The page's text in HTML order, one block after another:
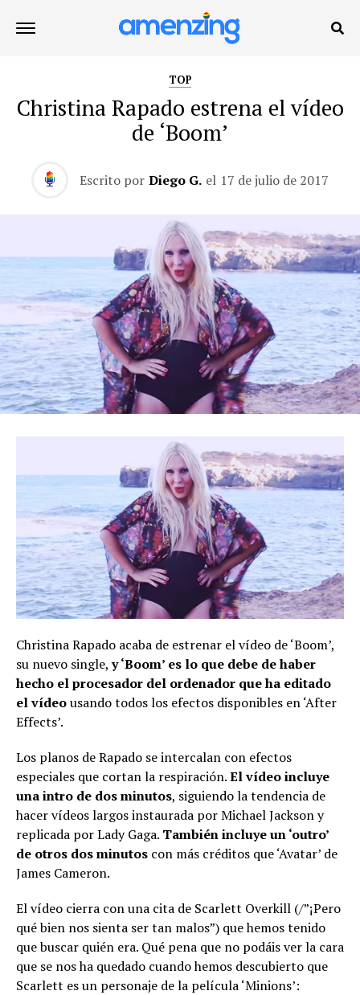
TOP
Christina Rapado estrena el vídeo
de ‘Boom’
Escrito por Diego G. el 17 de julio de 2017
Christina Rapado acaba de estrenar el vídeo de ‘Boom’,
su nuevo single,y ‘Boom’ es lo que debe de haber
hecho el procesador del ordenador que ha editado
el vídeousando todos los efectos disponibles en ‘After
Effects’.
Los planos de Rapado se intercalan con efectos
especiales que cortan la respiración.El vídeo incluye
una intro de dos minutos, siguiendo la tendencia de
hacer vídeos largos instaurada por Michael Jackson y
replicada por Lady Gaga. También incluye un ‘outro’
de otros dos minutos con más créditos que ‘Avatar’ de
James Cameron.
El vídeo cierra con una cita de Scarlett Overkill (/”¡Pero
qué bien nos sienta ser tan malos”) que hemos tenido
que buscar quién era. Qué pena que no podáis ver la cara
que se nos ha quedado cuando hemos descubierto que
Scarlett es un personaje de la película ‘Minions’: